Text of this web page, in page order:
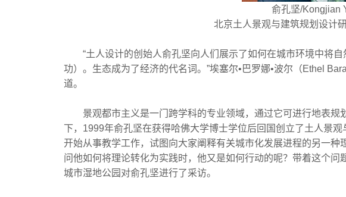
俞孔坚/Kongjian
北京土人景观与建筑规划设计
“土人设计的创始人俞孔坚向人们展示了如何在城市环境中将
功）。生态成为了经济的代名词。”埃塞尔•巴罗娜•波尔（Ethel
道。
景观都市主义是一门跨学科的专业领域，通过它可进行地表规
下，1999年俞孔坚在获得哈佛大学博士学位后回国创立了土人景
开始从事教学工作，试图向大家阐释有关城市化发展进程的另一种
问他如何将理论转化为实践时，他又是如何行动的呢？带着这个
城市湿地公园对俞孔坚进行了采访。